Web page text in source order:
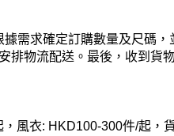
需求確定訂購數量及尺碼，
排物流配送。最後，收到貨
風衣: HKD100-300件/起，